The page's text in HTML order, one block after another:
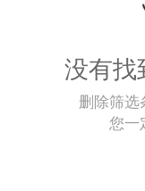
没有找
删除筛选
您一